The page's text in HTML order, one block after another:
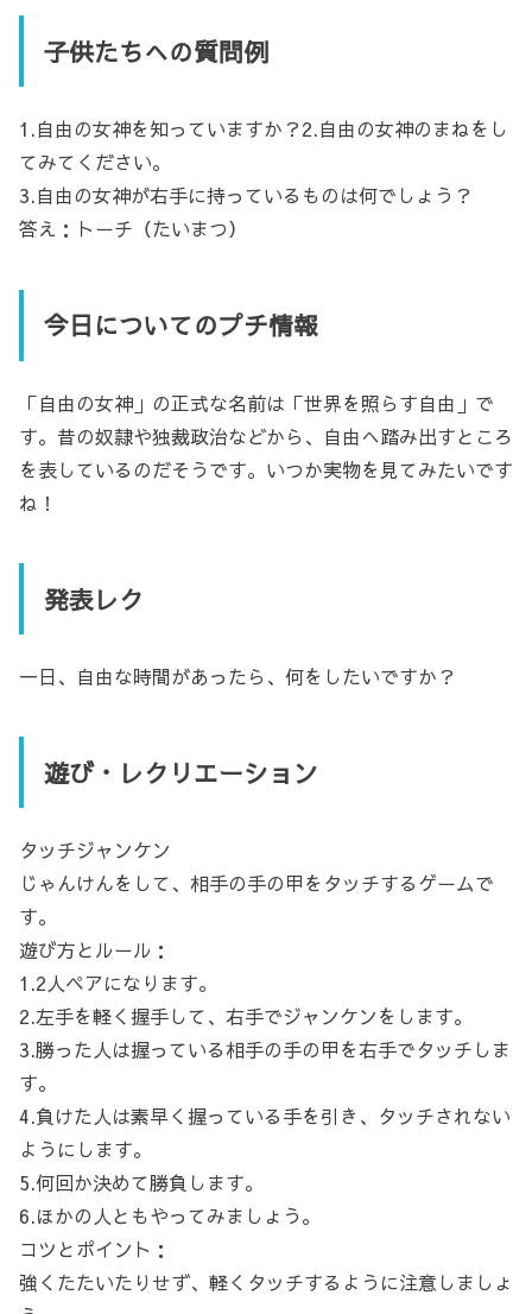
子供たちへの質問例
1.自由の女神を知っていますか？2.自由の女神のまねをし
てみてください。
3.自由の女神が右手に持っているものは何でしょう？
答え：トーチ（たいまつ）
今日についてのプチ情報
「自由の女神」の正式な名前は「世界を照らす自由」で
す。昔の奴隷や独裁政治などから、自由へ踏み出すところ
を表しているのだそうです。いつか実物を見てみたいです
ね！
発表レク
一日、自由な時間があったら、何をしたいですか？
遊び・レクリエーション
タッチジャンケン
じゃんけんをして、相手の手の甲をタッチするゲームで
す。
遊び方とルール：
1.2人ペアになります。
2.左手を軽く握手して、右手でジャンケンをします。
3.勝った人は握っている相手の手の甲を右手でタッチしま
す。
4.負けた人は素早く握っている手を引き、タッチされない
ようにします。
5.何回か決めて勝負します。
6.ほかの人ともやってみましょう。
コツとポイント：
強くたたいたりせず、軽くタッチするように注意しましょ